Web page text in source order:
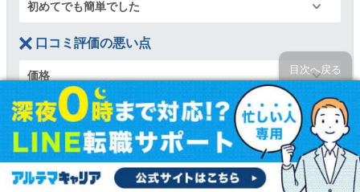
初めてでも簡単でした
口コミ評価の悪い点
価格
仕上がりが予想以上に白かった
データ送信に時間がかかる
目次へ戻る